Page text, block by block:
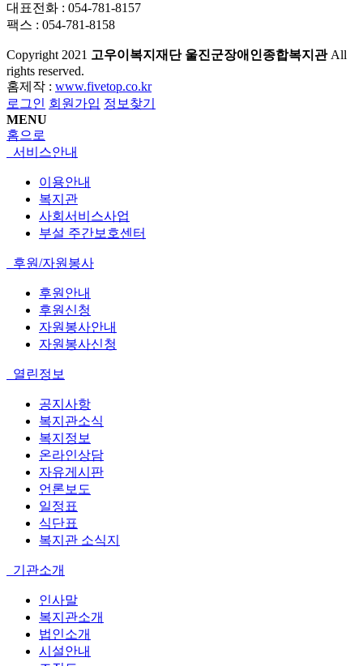
대표전화 : 054-781-8157
팩스 : 054-781-8158
Copyright 2021 고우이복지재단 울진군장애인종합복지관All
rights reserved.
홈제작 : www.fivetop.co.kr
로그인 회원가입 정보찾기
MENU
홈으로
서비스안내
이용안내
복지관
사회서비스사업
부설 주간보호센터
후원/자원봉사
후원안내
후원신청
자원봉사안내
자원봉사신청
열린정보
공지사항
복지관소식
복지정보
온라인상담
자유게시판
언론보도
일정표
식단표
복지관 소식지
기관소개
인사말
복지관소개
법인소개
시설안내